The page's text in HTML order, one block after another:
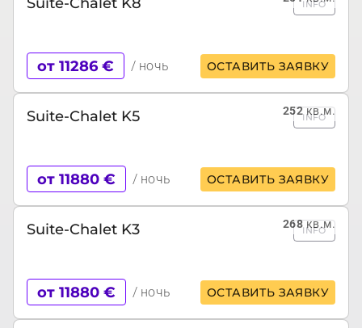
INFO
от 11286 € / ночь ОСТАВИТЬ ЗАЯВКУ
252кв.м.
Suite-Chalet K5 INFO
от 11880 € / ночь ОСТАВИТЬ ЗАЯВКУ
268кв.м.
Suite-Chalet K3 INFO
от 11880 € / ночь ОСТАВИТЬ ЗАЯВКУ